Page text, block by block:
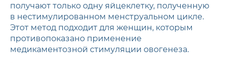
получают только одну яйцеклетку, полученную
в нестимулированном менструальном цикле.
Этот метод подходит для женщин, которым
противопоказано применение
медикаментозной стимуляции овогенеза.